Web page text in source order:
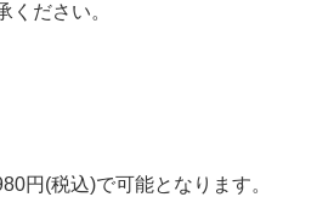
ください。
円(税込)で可能となります。